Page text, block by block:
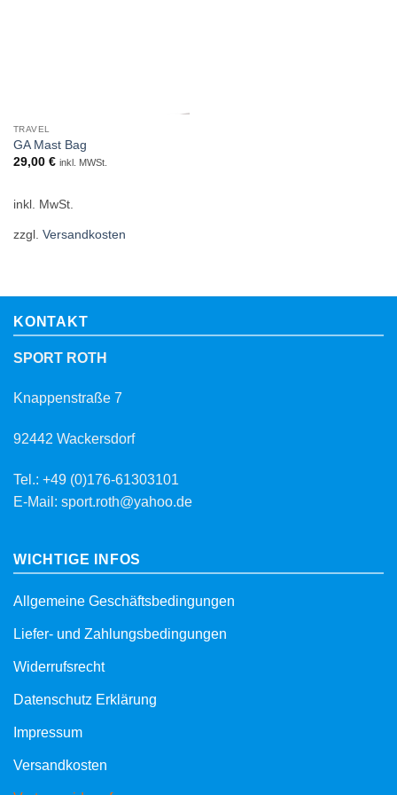
TRAVEL
GA Mast Bag
29,00 € inkl. MWSt.
inkl. MwSt.
zzgl. Versandkosten
KONTAKT
SPORT ROTH
Knappenstraße 7
92442 Wackersdorf
Tel.: +49 (0)176-61303101
E-Mail: sport.roth@yahoo.de
WICHTIGE INFOS
Allgemeine Geschäftsbedingungen
Liefer- und Zahlungsbedingungen
Widerrufsrecht
Datenschutz Erklärung
Impressum
Versandkosten